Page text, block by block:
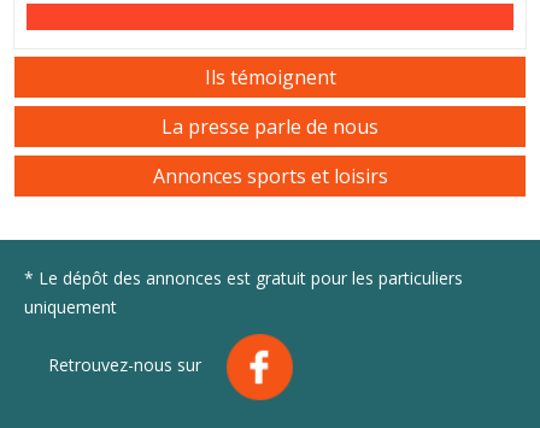
Ils témoignent
La presse parle de nous
Annonces sports et loisirs
* Le dépôt des annonces est gratuit pour les particuliers
uniquement
Retrouvez-nous sur